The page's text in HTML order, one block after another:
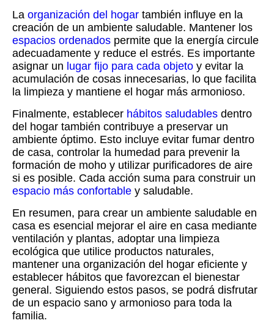
La organización del hogar también influye en la
creación de un ambiente saludable. Mantener los
espacios ordenados permite que la energía circule
adecuadamente y reduce el estrés. Es importante
asignar un lugar fijo para cada objeto y evitar la
acumulación de cosas innecesarias, lo que facilita
la limpieza y mantiene el hogar más armonioso.
Finalmente, establecer hábitos saludables dentro
del hogar también contribuye a preservar un
ambiente óptimo. Esto incluye evitar fumar dentro
de casa, controlar la humedad para prevenir la
formación de moho y utilizar purificadores de aire
si es posible. Cada acción suma para construir un
espacio más confortable y saludable.
En resumen, para crear un ambiente saludable en
casa es esencial mejorar el aire en casa mediante
ventilación y plantas, adoptar una limpieza
ecológica que utilice productos naturales,
mantener una organización del hogar eficiente y
establecer hábitos que favorezcan el bienestar
general. Siguiendo estos pasos, se podrá disfrutar
de un espacio sano y armonioso para toda la
familia.